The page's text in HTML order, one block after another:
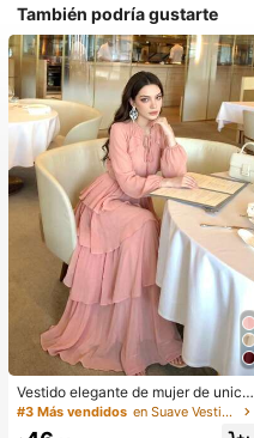
También podría gustarte
Vestido elegante de mujer de unicol
or con cuello alto, manga larga, dis
#3 Más vendidos en Suave Vestidos De Mujer